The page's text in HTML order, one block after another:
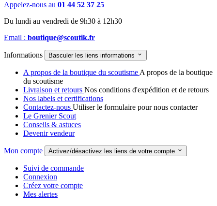
Appelez-nous au 01 44 52 37 25
Du lundi au vendredi de 9h30 à 12h30
Email : boutique@scoutik.fr
Informations Basculer les liens informations 
A propos de la boutique du scoutisme A propos de la boutique
du scoutisme
Livraison et retours Nos conditions d'expédition et de retours
Nos labels et certifications
Contactez-nous Utiliser le formulaire pour nous contacter
Le Grenier Scout
Conseils & astuces
Devenir vendeur
Mon compte Activez/désactivez les liens de votre compte 
Suivi de commande
Connexion
Créez votre compte
Mes alertes